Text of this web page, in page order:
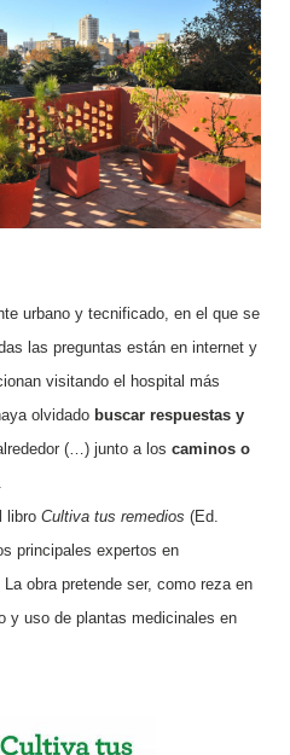
urbano y tecnificado, en el que se
las preguntas están en internet y
visitando el hospital más
olvidado buscar respuestas y
(…) junto a los caminos o
libro Cultiva tus remedios (Ed.
principales expertos en
obra pretende ser, como reza en
y uso de plantas medicinales en